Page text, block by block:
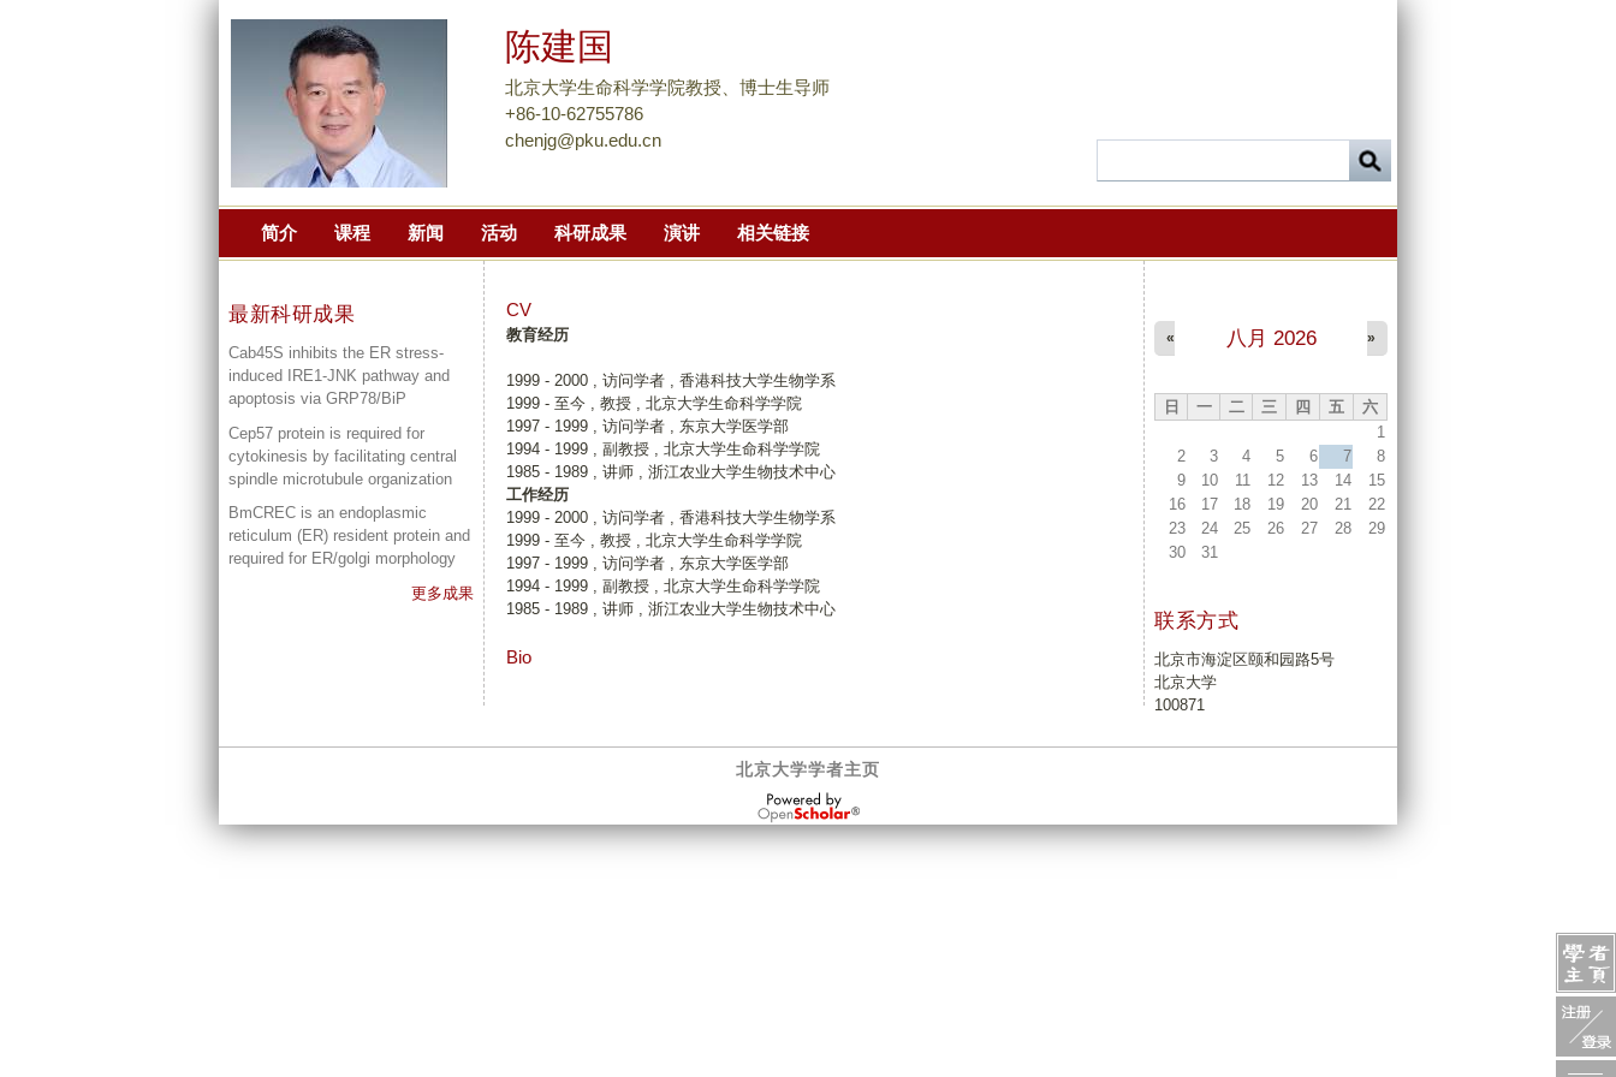
到
主
内
陈建国
北京大学生命科学学院教授、博士生导师
+86-10-62755786
chenjg@pku.edu.cn
简介 课程 新闻 活动 科研成果 演讲 相关链接
CV
教育经历
1999 - 2000 , 访问学者 , 香港科技大学生物学系
1999 - 至今 , 教授 , 北京大学生命科学学院
1997 - 1999 , 访问学者 , 东京大学医学部
1994 - 1999 , 副教授 , 北京大学生命科学学院
1985 - 1989 , 讲师 , 浙江农业大学生物技术中心
工作经历
1999 - 2000 , 访问学者 , 香港科技大学生物学系
1999 - 至今 , 教授 , 北京大学生命科学学院
1997 - 1999 , 访问学者 , 东京大学医学部
1994 - 1999 , 副教授 , 北京大学生命科学学院
1985 - 1989 , 讲师 , 浙江农业大学生物技术中心
Bio
最新科研成果
Cab45S inhibits the ER stress-
induced IRE1-JNK pathway and
apoptosis via GRP78/BiP
Cep57 protein is required for
cytokinesis by facilitating central
spindle microtubule organization
BmCREC is an endoplasmic
reticulum (ER) resident protein and
required for ER/golgi morphology
更多成果
八月 2026
« »
日 一 二 三 四 五
六
1
2
3 4 5 6 7
8
9
10 11 12 13 14
15
16
17 18 19 20 21
22
23
24 25 26 27 28
29
30
31
联系方式
北京市海淀区颐和园路5号
北京大学
100871
北京大学学者主页
OpenScholar